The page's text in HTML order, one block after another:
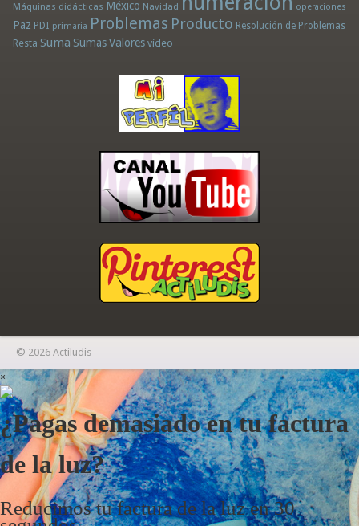
Máquinas didácticas México Navidad operaciones
Paz PDI primaria Problemas Producto Resolución de Problemas
Resta Suma Sumas Valores vídeo
© 2026 Actiludis
×
¿Pagas demasiado en tu factura
de la luz?
Reducimos tu factura de la luz en 30